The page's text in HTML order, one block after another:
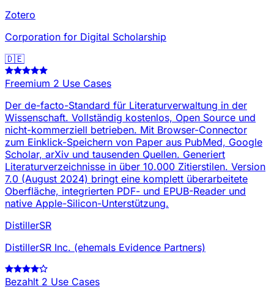
Zotero
Corporation for Digital Scholarship
🇩🇪
Freemium 2 Use Cases
Der de-facto-Standard für Literaturverwaltung in der
Wissenschaft. Vollständig kostenlos, Open Source und
nicht-kommerziell betrieben. Mit Browser-Connector
zum Einklick-Speichern von Paper aus PubMed, Google
Scholar, arXiv und tausenden Quellen. Generiert
Literaturverzeichnisse in über 10.000 Zitierstilen. Version
7.0 (August 2024) bringt eine komplett überarbeitete
Oberfläche, integrierten PDF- und EPUB-Reader und
native Apple-Silicon-Unterstützung.
DistillerSR
DistillerSR Inc. (ehemals Evidence Partners)
Bezahlt 2 Use Cases